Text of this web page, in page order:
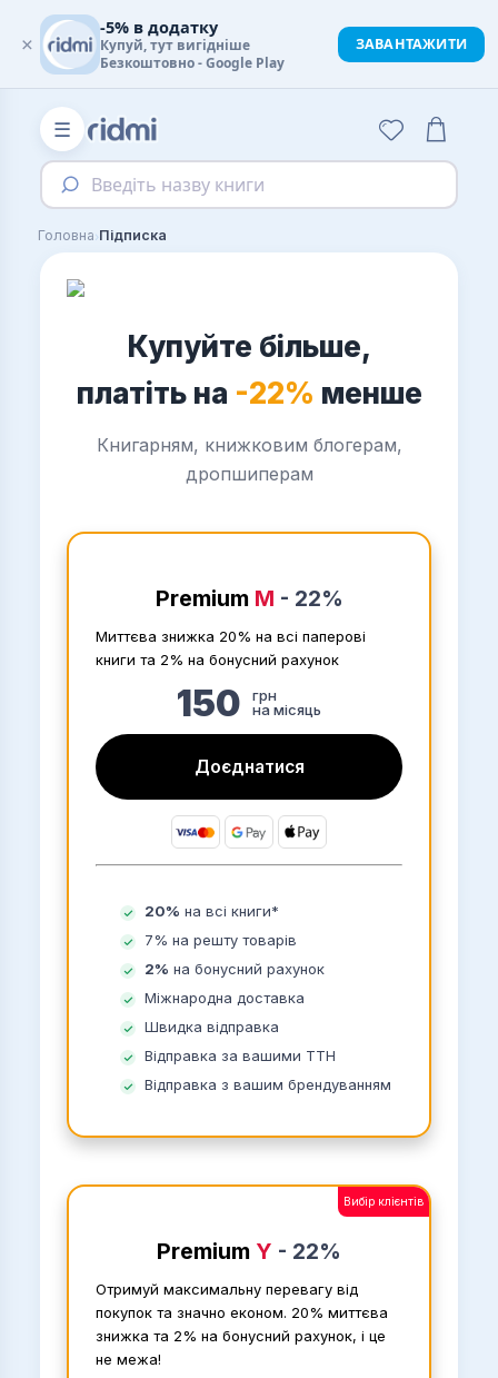
☰
Введіть назву книги
Головна›Підписка
Купуйте більше,
платіть на -22% менше
Книгарням, книжковим блогерам,
дропшиперам
Premium M - 22%
Миттєва знижка 20% на всі паперові
книги та 2% на бонусний рахунок
150
грн
на місяць
Доєднатися
20% на всі книги*
7% на решту товарів
2% на бонусний рахунок
Міжнародна доставка
Швидка відправка
Відправка за вашими ТТН
Відправка з вашим брендуванням
Вибір клієнтів
Premium Y - 22%
Отримуй максимальну перевагу від
покупок та значно економ. 20% миттєва
знижка та 2% на бонусний рахунок, і це
не межа!
×
-5% в додатку
Купуй, тут вигідніше
Безкоштовно - Google Play
ЗАВАНТАЖИТИ